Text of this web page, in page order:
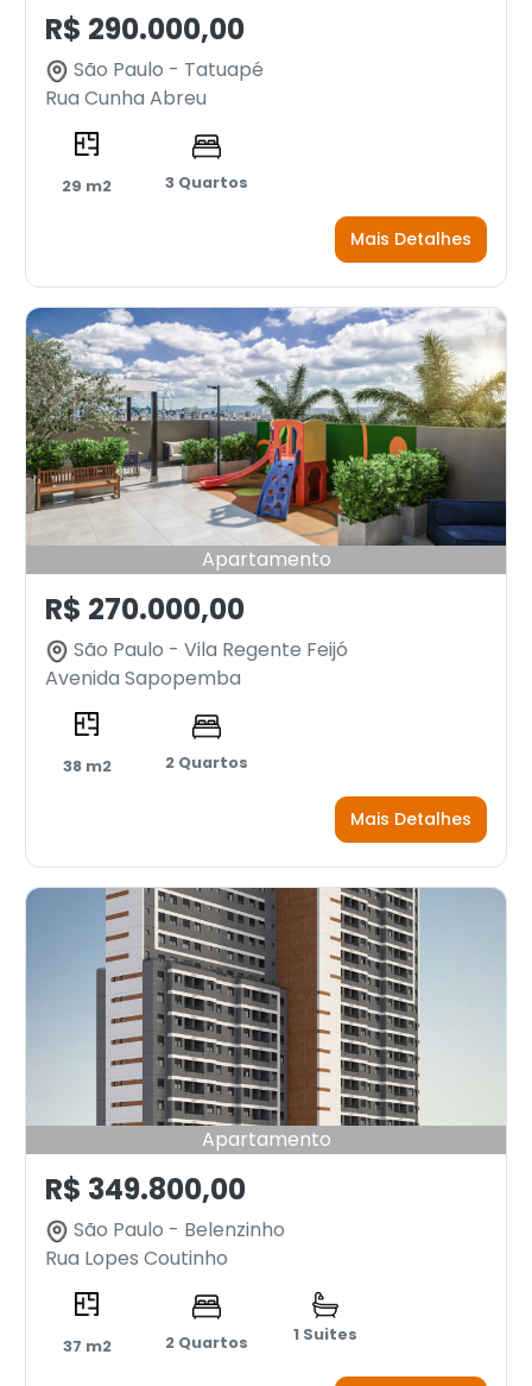
R$ 290.000,00
São Paulo - Tatuapé
Rua Cunha Abreu
29 m2 3 Quartos
Mais Detalhes
Apartamento
R$ 270.000,00
São Paulo - Vila Regente Feijó
Avenida Sapopemba
38 m2 2 Quartos
Mais Detalhes
Apartamento
R$ 349.800,00
São Paulo - Belenzinho
Rua Lopes Coutinho
37 m2 2 Quartos 1 Suites